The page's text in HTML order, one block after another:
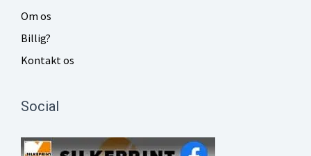
Om os
Billig?
Kontakt os
Social